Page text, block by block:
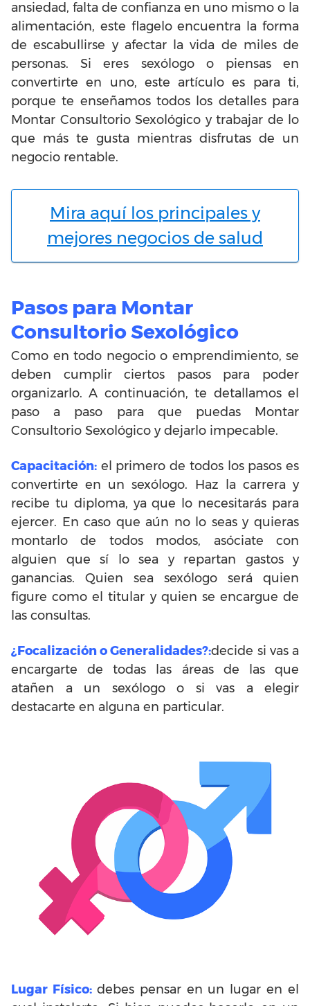
ansiedad, falta de confianza en uno mismo o la
alimentación, este flagelo encuentra la forma
de escabullirse y afectar la vida de miles de
personas. Si eres sexólogo o piensas en
convertirte en uno, este artículo es para ti,
porque te enseñamos todos los detalles para
Montar Consultorio Sexológico y trabajar de lo
que más te gusta mientras disfrutas de un
negocio rentable.
Mira aquí los principales y
mejores negocios de salud
Pasos para Montar
Consultorio Sexológico
Como en todo negocio o emprendimiento, se
deben cumplir ciertos pasos para poder
organizarlo. A continuación, te detallamos el
paso a paso para que puedas Montar
Consultorio Sexológico y dejarlo impecable.
Capacitación: el primero de todos los pasos es
convertirte en un sexólogo. Haz la carrera y
recibe tu diploma, ya que lo necesitarás para
ejercer. En caso que aún no lo seas y quieras
montarlo de todos modos, asóciate con
alguien que sí lo sea y repartan gastos y
ganancias. Quien sea sexólogo será quien
figure como el titular y quien se encargue de
las consultas.
¿Focalización o Generalidades?:decide si vas a
encargarte de todas las áreas de las que
atañen a un sexólogo o si vas a elegir
destacarte en alguna en particular.
Lugar Físico: debes pensar en un lugar en el